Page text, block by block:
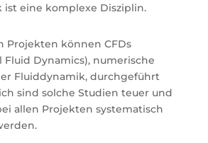
ist eine komplexe Disziplin.
Projekten können CFDs
Fluid Dynamics), numerische
Fluiddynamik, durchgeführt
sind solche Studien teuer und
allen Projekten systematisch